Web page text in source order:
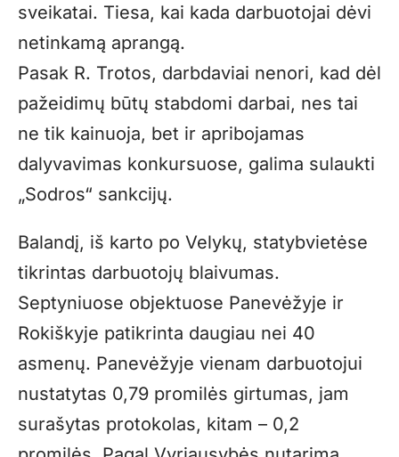
sveikatai. Tiesa, kai kada darbuotojai dėvi
netinkamą aprangą.
Pasak R. Trotos, darbdaviai nenori, kad dėl
pažeidimų būtų stabdomi darbai, nes tai
ne tik kainuoja, bet ir apribojamas
dalyvavimas konkursuose, galima sulaukti
„Sodros“ sankcijų.
Balandį, iš karto po Velykų, statybvietėse
tikrintas darbuotojų blaivumas.
Septyniuose objektuose Panevėžyje ir
Rokiškyje patikrinta daugiau nei 40
asmenų. Panevėžyje vienam darbuotojui
nustatytas 0,79 promilės girtumas, jam
surašytas protokolas, kitam – 0,2